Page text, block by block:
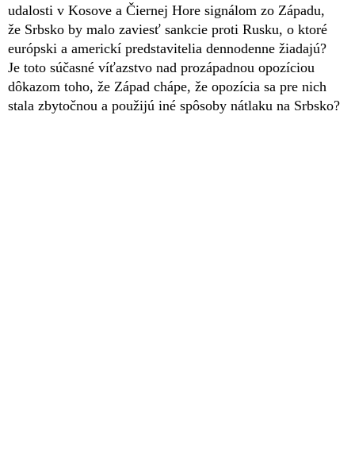
udalosti v Kosove a Čiernej Hore signálom zo Západu,
že Srbsko by malo zaviesť sankcie proti Rusku, o ktoré
európski a americkí predstavitelia dennodenne žiadajú?
Je toto súčasné víťazstvo nad prozápadnou opozíciou
dôkazom toho, že Západ chápe, že opozícia sa pre nich
stala zbytočnou a použijú iné spôsoby nátlaku na Srbsko?